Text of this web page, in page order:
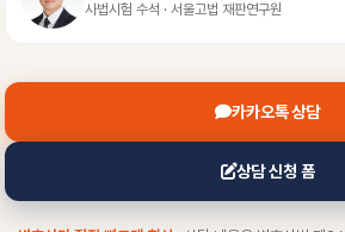
사법시험 수석 · 서울고법 재판연구원
카카오톡 상담
상담 신청 폼